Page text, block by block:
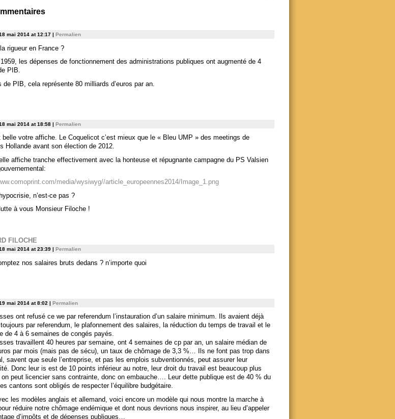
mai 2014 at 12:17 | Permalien
rigueur en France ?
les dépenses de fonctionnement des administrations publiques ont augmenté de 4
PIB.
de PIB, cela représente 80 milliards d’euros par an.
mai 2014 at 18:58 | Permalien
belle votre affiche. Le Coquelicot c’est mieux que le « Bleu UMP » des meetings de
Hollande avant son élection de 2012.
affiche tranche effectivement avec la honteuse et répugnante campagne du PS Valsien
media/wysiwyg//article_europeennes2014/Image_1.png
n’est-ce pas ?
à vous Monsieur Filoche !
FILOCHE
mai 2014 at 23:39 | Permalien
nos salaires bruts dedans ? n’importe quoi
mai 2014 at 8:02 | Permalien
ont refusé ce we par referendum l’instauration d’un salaire minimum. Ils avaient déjà
par referendum, le plafonnement des salaires, la réduction du temps de travail et le
de 4 à 6 semaines de congés payés.
travaillent 40 heures par semaine, ont 4 semaines de cp par an, un salaire médian de
par mois (mais pas de sécu), un taux de chômage de 3,3 %… Ils ne font pas trop dans
savent que seule l’entreprise, et pas les emplois subventionnés, peut assurer leur
Donc leur is est de 10 points inférieur au notre, leur droit du travail est beaucoup plus
on peut licencier sans contrainte, donc on embauche…. Leur dette publique est de 40 % du
cantons sont obligés de respecter l’équilibre budgétaire.
les modèles anglais et allemand, voici encore un modèle qui nous montre la marche à
réduire notre chômage endémique et dont nous devrions nous inspirer, au lieu d’appeler
d’impôts et de dépenses publiques…